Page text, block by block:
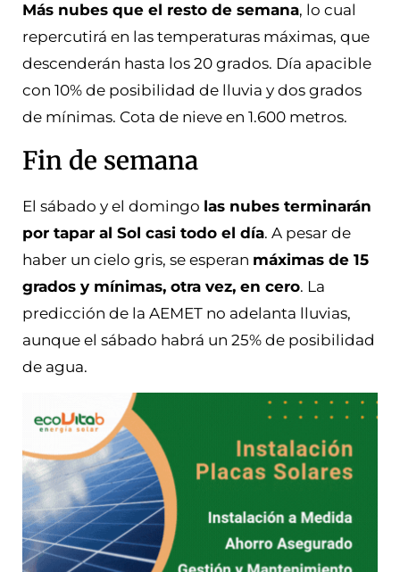
Más nubes que el resto de semana, lo cual
repercutirá en las temperaturas máximas, que
descenderán hasta los 20 grados. Día apacible
con 10% de posibilidad de lluvia y dos grados
de mínimas. Cota de nieve en 1.600 metros.
Fin de semana
El sábado y el domingo las nubes terminarán
por tapar al Sol casi todo el día. A pesar de
haber un cielo gris, se esperan máximas de 15
grados y mínimas, otra vez, en cero. La
predicción de la AEMET no adelanta lluvias,
aunque el sábado habrá un 25% de posibilidad
de agua.